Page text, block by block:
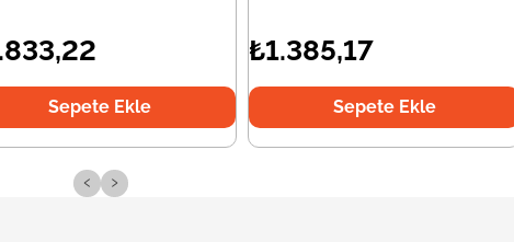
Sepete Ekle
₺1.385,17
Sepete Ekle
‹ ›